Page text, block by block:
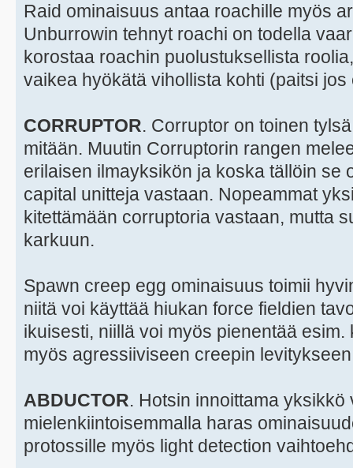
Raid ominaisuus antaa roachille myös
Unburrowin tehnyt roachi on todella
korostaa roachin puolustuksellista
vaikea hyökätä vihollista kohti (paitsi jos
CORRUPTOR. Corruptor on toinen
mitään. Muutin Corruptorin rangen
erilaisen ilmayksikön ja koska tällöin se
capital unitteja vastaan. Nopeammat
kitettämään corruptoria vastaan, mutta
karkuun.
Spawn creep egg ominaisuus toimii
niitä voi käyttää hiukan force fieldien
ikuisesti, niillä voi myös pienentää
myös agressiiviseen creepin
ABDUCTOR. Hotsin innoittama yksikkö
mielenkiintoisemmalla haras
protossille myös light detection